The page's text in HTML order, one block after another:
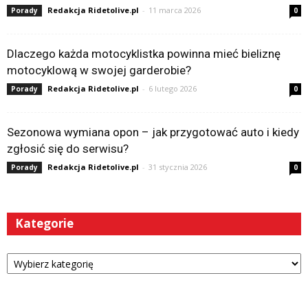
Porady Redakcja Ridetolive.pl - 11 marca 2026 0
Dlaczego każda motocyklistka powinna mieć bieliznę
motocyklową w swojej garderobie?
Porady Redakcja Ridetolive.pl - 6 lutego 2026 0
Sezonowa wymiana opon – jak przygotować auto i kiedy
zgłosić się do serwisu?
Porady Redakcja Ridetolive.pl - 31 stycznia 2026 0
Kategorie
Kategorie